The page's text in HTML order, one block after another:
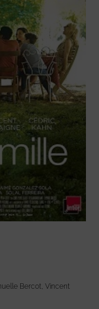
Bercot, Vincent